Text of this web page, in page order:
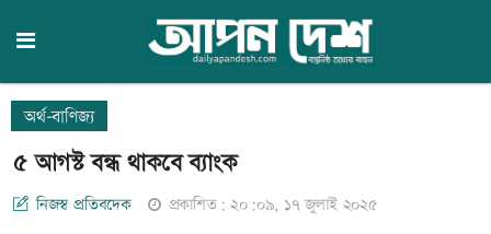
অর্থ-বাণিজ্য
৫ আগস্ট বন্ধ থাকবে ব্যাংক
নিজস্ব প্রতিবদেক প্রকাশিত: ২০:০৯, ১৭ জুলাই ২০২৫